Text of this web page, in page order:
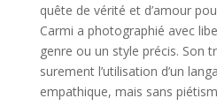
quête de vérité et d’amour
Carmi a photographié avec
genre ou un style précis. Son
surement l’utilisation d’un
empathique, mais sans